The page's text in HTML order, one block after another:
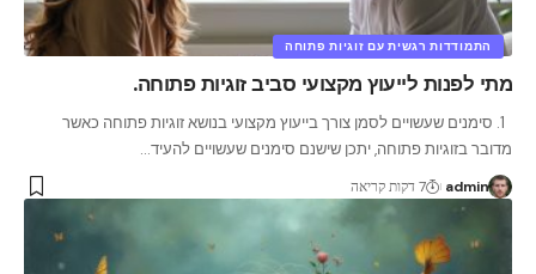
התמודדות רגשית עם זוגיות פתוחה
מתי לפנות לייעוץ מקצועי סביב זוגיות פתוחה.
1. סימנים שעשויים לסמן צורך בייעוץ מקצועי בנושא זוגיות פתוחה כאשר
מדובר בזוגיות פתוחה, יתכן שישנם סימנים שעשויים להעיד…
admin 7 דקות קריאה